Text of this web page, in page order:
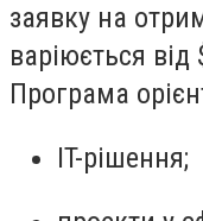
заявку на
варіюється
Програма
IT-рішення;